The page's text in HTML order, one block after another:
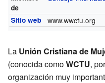
de
Sitio web www.wwctu.org
La Unión Cristiana de
(conocida comoWCTU,
organización muy